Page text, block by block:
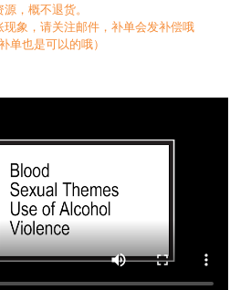
，概不退货。
象，请关注邮件，补单会发补偿哦
单也是可以的哦）